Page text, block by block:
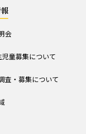
会
童募集について
査・募集について